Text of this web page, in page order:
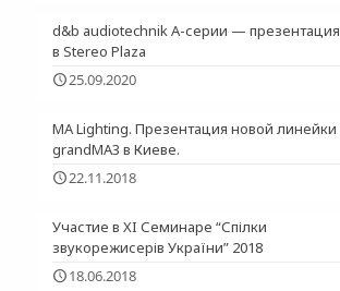
d&b audiotechnik A-серии — презентация
в Stereo Plaza
25.09.2020
MA Lighting. Презентация новой линейки
grandMA3 в Киеве.
22.11.2018
Участие в XI Семинаре “Спілки
звукорежисерів України” 2018
18.06.2018